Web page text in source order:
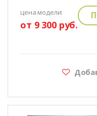
цена модели:
от 9 300 руб.